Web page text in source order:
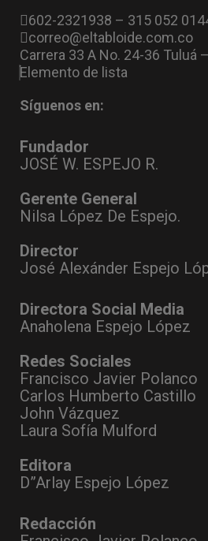
602-2321938 – 315 052
correo@eltabloide.com.co
Carrera 33 A No. 24-36 Tuluá
Elemento de lista
Síguenos en:
Fundador
JOSÉ W. ESPEJO R.
Gerente General
Nilsa López De Espejo.
Director
José Alexánder Espejo
Directora Social Media
Anaholena Espejo López
Redes Sociales
Francisco Javier Polanco
Carlos Humberto Castillo
John Vázquez
Laura Sofía Mulford
Editora
D”Arlay Espejo López
Redacción